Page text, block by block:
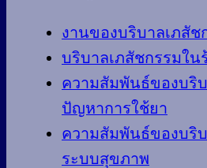
งานของบริบาลเภสัช
บริบาลเภสัชกรรมใน
ความสัมพันธ์ของบริ
ปัญหาการใช้ยา
ความสัมพันธ์ของบริ
ระบบสุขภาพ